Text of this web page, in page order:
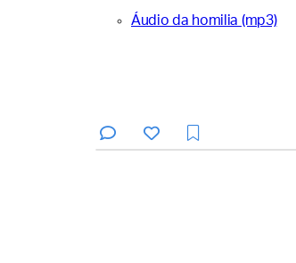
Áudio da homilia (mp3)